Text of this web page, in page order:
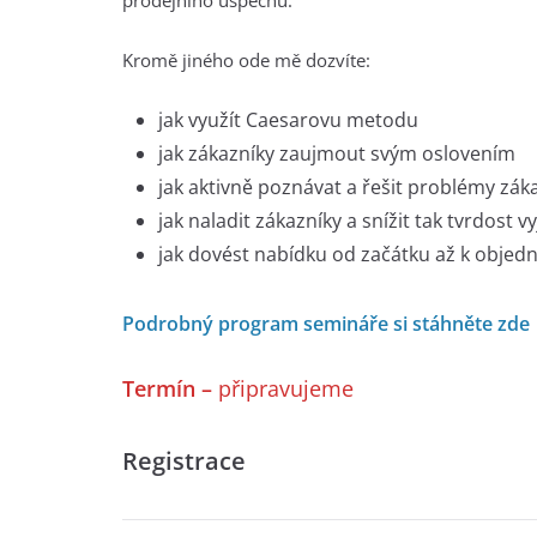
Kromě jiného ode mě dozvíte:
jak využít Caesarovu metodu
jak zákazníky zaujmout svým oslovením
jak aktivně poznávat a řešit problémy
jak naladit zákazníky a snížit tak tvrdost
jak dovést nabídku od začátku až k
Podrobný program semináře si stáhněte zde
Termín – připravujeme
Registrace